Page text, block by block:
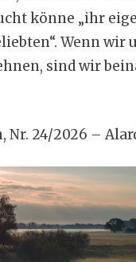
könne „ihr
Wenn
sind wir
Nr. 24/2026 –